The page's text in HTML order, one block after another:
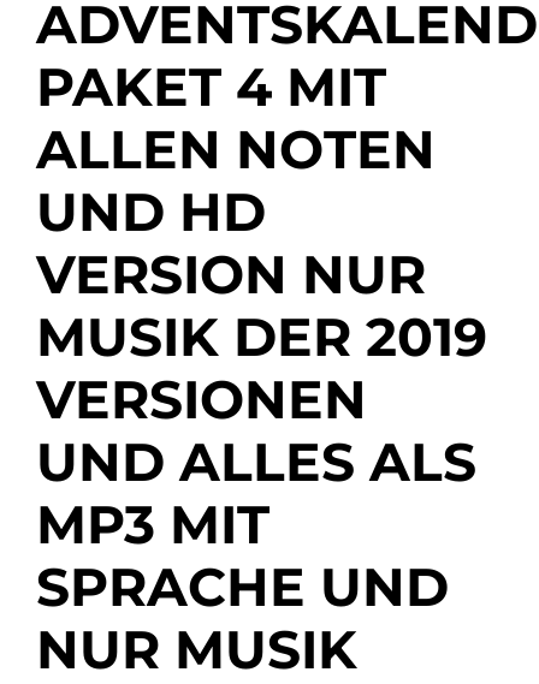
PAKET 4 MIT
ALLEN NOTEN
UND HD
VERSION NUR
MUSIK DER 2019
VERSIONEN
UND ALLES ALS
MP3 MIT
SPRACHE UND
NUR MUSIK